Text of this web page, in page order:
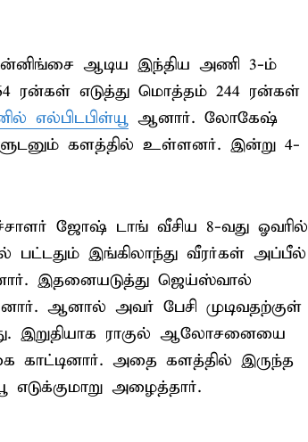
ஆடிய இந்திய அணி 3-ம்
ரன்கள் எடுத்து மொத்தம் 244 ரன்கள்
எல்பிடபிள்யூ ஆனார். லோகேஷ்
களத்தில் உள்ளனர். இன்று 4-
ஜோஷ் டாங் வீசிய 8-வது ஓவரில்
பட்டதும் இங்கிலாந்து வீரர்கள் அப்பீல்
இதனையடுத்து ஜெய்ஸ்வால்
ஆனால் அவர் பேசி முடிவதற்குள்
இறுதியாக ராகுல் ஆலோசனையை
காட்டினார். அதை களத்தில் இருந்த
எடுக்குமாறு அழைத்தார்.